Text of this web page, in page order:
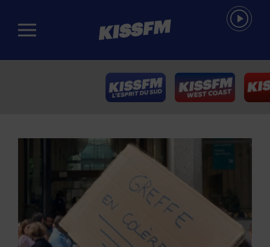
Passer au contenu principal